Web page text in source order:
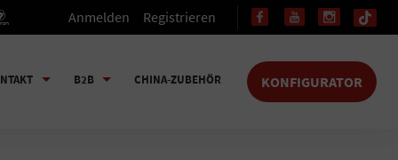
Anmelden Registrieren
B2B CHINA-ZUBEHÖR KONFIGURATOR